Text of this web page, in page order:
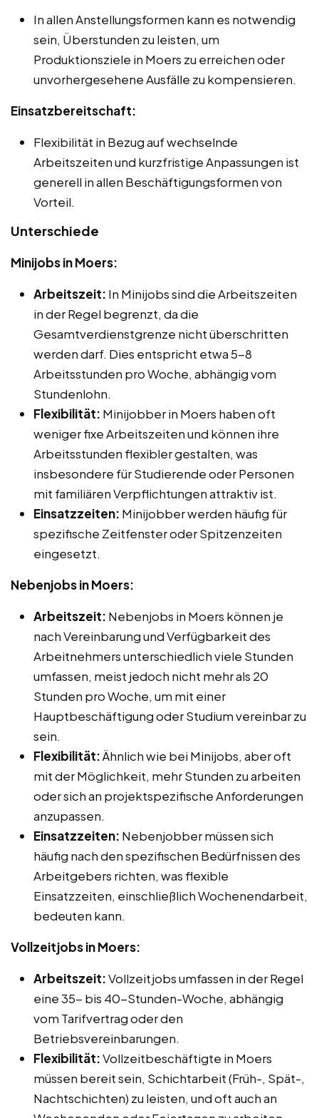
In allen Anstellungsformen kann es notwendig
sein, Überstunden zu leisten, um
Produktionsziele in Moers zu erreichen oder
unvorhergesehene Ausfälle zu kompensieren.
Einsatzbereitschaft:
Flexibilität in Bezug auf wechselnde
Arbeitszeiten und kurzfristige Anpassungen ist
generell in allen Beschäftigungsformen von
Vorteil.
Unterschiede
Minijobs in Moers:
Arbeitszeit: In Minijobs sind die Arbeitszeiten
in der Regel begrenzt, da die
Gesamtverdienstgrenze nicht überschritten
werden darf. Dies entspricht etwa 5-8
Arbeitsstunden pro Woche, abhängig vom
Stundenlohn.
Flexibilität: Minijobber in Moers haben oft
weniger fixe Arbeitszeiten und können ihre
Arbeitsstunden flexibler gestalten, was
insbesondere für Studierende oder Personen
mit familiären Verpflichtungen attraktiv ist.
Einsatzzeiten: Minijobber werden häufig für
spezifische Zeitfenster oder Spitzenzeiten
eingesetzt.
Nebenjobs in Moers:
Arbeitszeit: Nebenjobs in Moers können je
nach Vereinbarung und Verfügbarkeit des
Arbeitnehmers unterschiedlich viele Stunden
umfassen, meist jedoch nicht mehr als 20
Stunden pro Woche, um mit einer
Hauptbeschäftigung oder Studium vereinbar zu
sein.
Flexibilität:Ähnlich wie bei Minijobs, aber oft
mit der Möglichkeit, mehr Stunden zu arbeiten
oder sich an projektspezifische Anforderungen
anzupassen.
Einsatzzeiten: Nebenjobber müssen sich
häufig nach den spezifischen Bedürfnissen des
Arbeitgebers richten, was flexible
Einsatzzeiten, einschließlich Wochenendarbeit,
bedeuten kann.
Vollzeitjobs in Moers:
Arbeitszeit:Vollzeitjobs umfassen in der Regel
eine 35- bis 40-Stunden-Woche, abhängig
vom Tarifvertrag oder den
Betriebsvereinbarungen.
Flexibilität:Vollzeitbeschäftigte in Moers
müssen bereit sein, Schichtarbeit (Früh-, Spät-,
Nachtschichten) zu leisten, und oft auch an